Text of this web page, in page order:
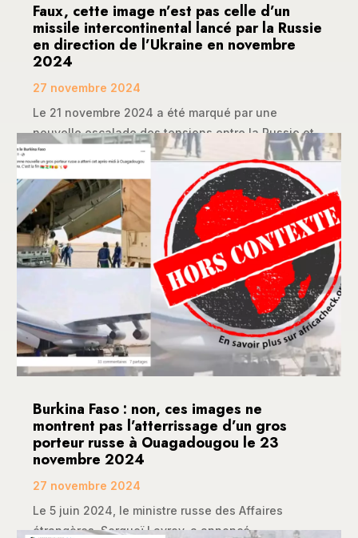
Faux, cette image n’est pas celle d’un
missile intercontinental lancé par la Russie
en direction de l’Ukraine en novembre
2024
27 novembre 2024
Le 21 novembre 2024 a été marqué par une
nouvelle escalade des tensions entre la Russie et...
Burkina Faso : non, ces images ne
montrent pas l’atterrissage d’un gros
porteur russe à Ouagadougou le 23
novembre 2024
27 novembre 2024
Le 5 juin 2024, le ministre russe des Affaires
étrangères, Sergueï Lavrov, a annoncé...